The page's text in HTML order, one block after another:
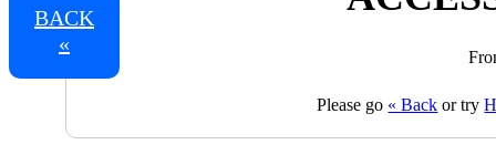
BACK
«
Please go « Back or try